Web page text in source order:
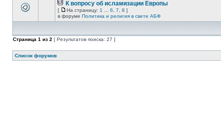
К вопросу об исламизации Европы
[ На страницу: 1 6 7 8 ]
в форуме Политика и религия в свете АБФ
Страница 1 из 2 [ Результатов поиска: 27 ]
Список форумов